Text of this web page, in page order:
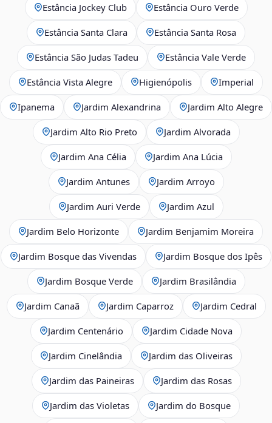
Estância Jockey Club Estância Ouro Verde
Estância Santa Clara Estância Santa Rosa
Estância São Judas Tadeu Estância Vale Verde
Estância Vista Alegre Higienópolis Imperial
Ipanema Jardim Alexandrina Jardim Alto Alegre
Jardim Alto Rio Preto Jardim Alvorada
Jardim Ana Célia Jardim Ana Lúcia
Jardim Antunes Jardim Arroyo
Jardim Auri Verde Jardim Azul
Jardim Belo Horizonte Jardim Benjamim Moreira
Jardim Bosque das Vivendas Jardim Bosque dos Ipês
Jardim Bosque Verde Jardim Brasilândia
Jardim Canaã Jardim Caparroz Jardim Cedral
Jardim Centenário Jardim Cidade Nova
Jardim Cinelândia Jardim das Oliveiras
Jardim das Paineiras Jardim das Rosas
Jardim das Violetas Jardim do Bosque